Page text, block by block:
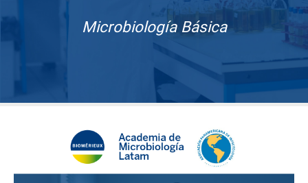
Microbiología Básica